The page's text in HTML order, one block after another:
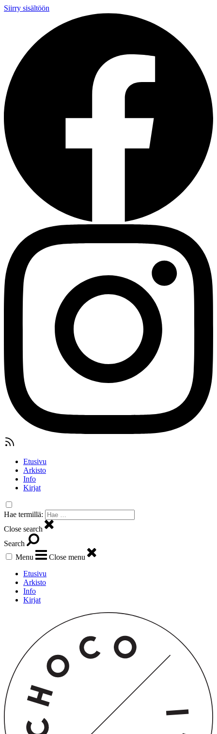
Siirry sisältöön
Etusivu
Arkisto
Info
Kirjat
Hae termillä:
Close search
Search
Menu
Close menu
Etusivu
Arkisto
Info
Kirjat